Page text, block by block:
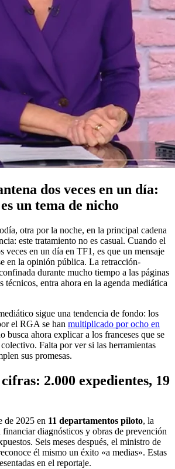
dos veces en un día:
un tema de nicho
otra por la noche, en la principal cadena
este tratamiento no es casual. Cuando el
veces en un día en TF1, es que un mensaje
en la opinión pública. La retracción-
durante mucho tiempo a las páginas
técnicos, entra ahora en la agenda mediática
sigue una tendencia de fondo: los
el RGA se han multiplicado por ocho en
busca ahora explicar a los franceses que se
Falta por ver si las herramientas
sus promesas.
2.000 expedientes, 19
de 2025 en 11 departamentos piloto, la
diagnósticos y obras de prevención
Seis meses después, el ministro de
él mismo un éxito «a medias». Estas
en el reportaje.